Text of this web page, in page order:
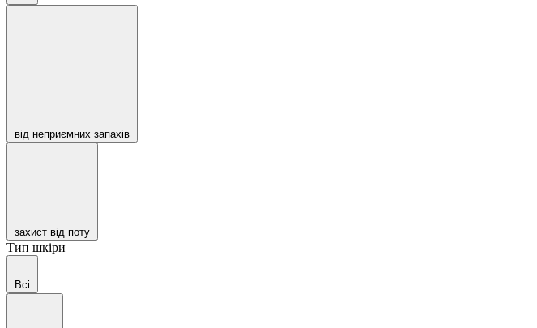
від неприємних запахів
захист від поту
Тип шкіри
Всі